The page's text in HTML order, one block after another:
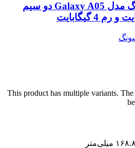
گوشی موبایل سامسونگ مدل Galaxy A05 دو سیم
This product has multiple variants.